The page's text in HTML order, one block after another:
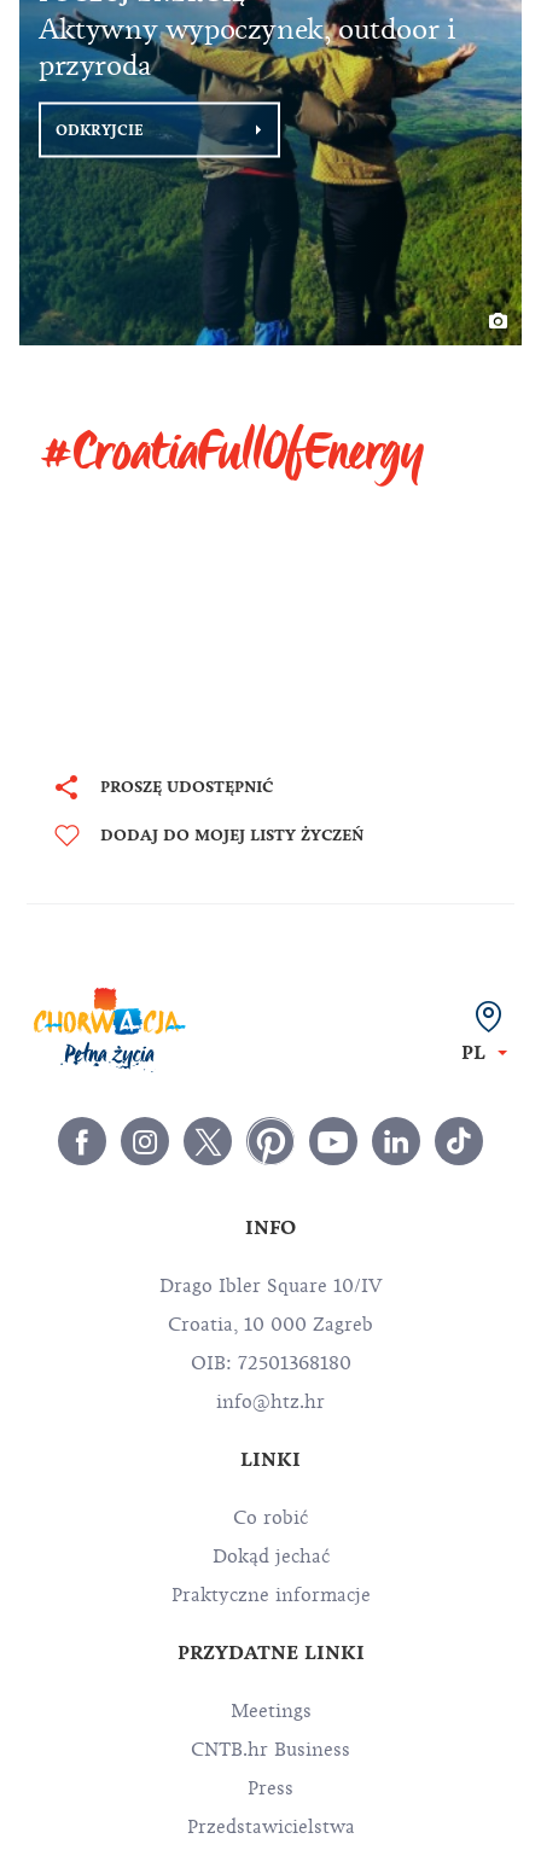
Aktywny wypoczynek, outdoor i
przyroda
ODKRYJCIE
#CroatiaFullOfEnergy
PROSZĘ UDOSTĘPNIĆ
DODAJ DO MOJEJ LISTY ŻYCZEŃ
PL
INFO
Drago Ibler Square 10/IV
Croatia, 10 000 Zagreb
OIB: 72501368180
info@htz.hr
LINKI
Co robić
Dokąd jechać
Praktyczne informacje
PRZYDATNE LINKI
Meetings
CNTB.hr Business
Press
Przedstawicielstwa